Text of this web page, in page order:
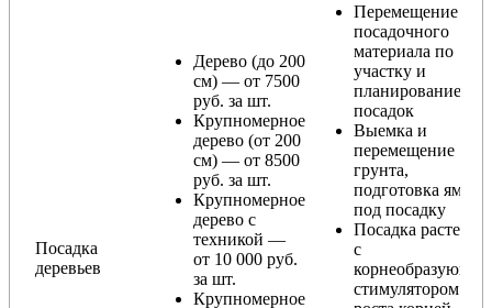
Посадка
деревьев
Дерево (до 200
см) — от 7500
руб. за шт.
Крупномерное
дерево (от 200
см) — от 8500
руб. за шт.
Крупномерное
дерево с
техникой —
от 10 000 руб.
за шт.
Крупномерное
Перемещение
посадочного
материала по
участку и
планирование
посадок
Выемка и
перемещение
грунта,
подготовка ямы
под посадку
Посадка растения
с
корнеобразующим
стимулятором